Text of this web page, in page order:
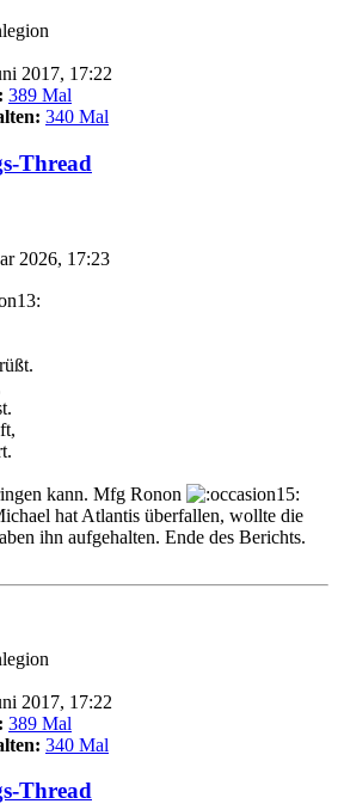
2017, 17:22
389 Mal
340 Mal
Thread
2026, 17:23
kann. Mfg Ronon
hat Atlantis überfallen, wollte die
ihn aufgehalten. Ende des Berichts.
2017, 17:22
389 Mal
340 Mal
Thread